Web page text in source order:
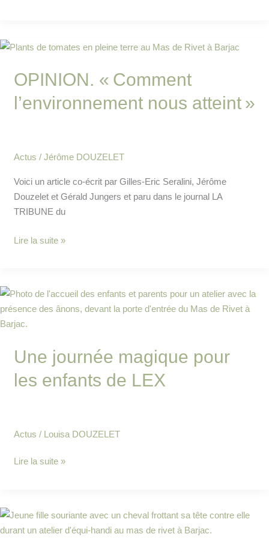
OPINION. « Comment
l’environnement nous atteint »
Actus / Jérôme DOUZELET
Voici un article co-écrit par G‌illes-Eric Seralini, Jérôme
Douzelet et Gérald Jungers et paru dans le journal LA
TRIBUNE du
OPINION.
Comment
nous
Lire la suite »
Une journée magique pour
les enfants de LEX
Actus / Louisa DOUZELET
Une
journée
magique
les
de
Lire la suite »
Les
enfants